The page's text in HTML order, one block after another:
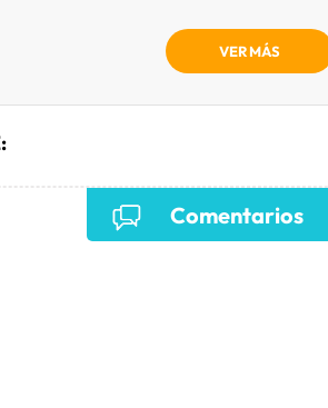
VER MÁS
Comentarios